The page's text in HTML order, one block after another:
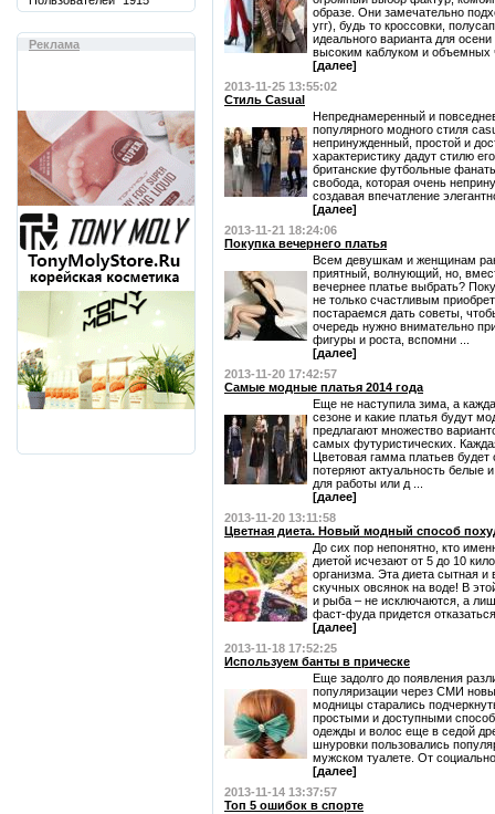
Реклама
образе. Они замечательно
угг), будь то кроссовки,
идеального варианта для
высоким каблуком и объемных
[далее]
2013-11-25 13:55:02
Стиль Casual
Непреднамеренный и
популярного модного стиля
непринужденный, простой и
характеристику дадут стилю
британские футбольные
свобода, которая очень
создавая впечатление
[далее]
2013-11-21 18:24:06
Покупка вечернего платья
Всем девушкам и женщинам
приятный, волнующий, но,
вечернее платье выбрать?
не только счастливым
постараемся дать советы,
очередь нужно внимательно
фигуры и роста, вспомни ...
[далее]
2013-11-20 17:42:57
Самые модные платья 2014 года
Еще не наступила зима, а
сезоне и какие платья будут
предлагают множество
самых футуристических.
Цветовая гамма платьев будет
потеряют актуальность белые
для работы или д ...
[далее]
2013-11-20 13:11:58
Цветная диета. Новый модный способ
До сих пор непонятно, кто
диетой исчезают от 5 до 10
организма. Эта диета сытная и
скучных овсянок на воде! В
и рыба – не исключаются, а
фаст-фуда придется
[далее]
2013-11-18 17:52:25
Используем банты в прическе
Еще задолго до появления
популяризации через СМИ
модницы старались
простыми и доступными
одежды и волос еще в седой
шнуровки пользовались
мужском туалете. От
[далее]
2013-11-14 13:37:57
Топ 5 ошибок в спорте